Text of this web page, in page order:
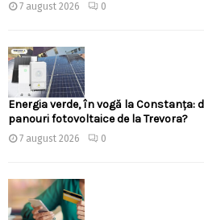
7 august 2026 0
Energia verde, în vogă la Constanța:
panouri fotovoltaice de la Trevora?
7 august 2026 0